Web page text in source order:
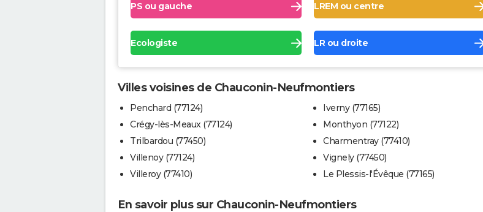
PS ou gauche LREM ou centre
Ecologiste LR ou droite
Villes voisines de Chauconin-Neufmontiers
Penchard (77124)
Crégy-lès-Meaux (77124)
Trilbardou (77450)
Villenoy (77124)
Villeroy (77410)
Iverny (77165)
Monthyon (77122)
Charmentray (77410)
Vignely (77450)
Le Plessis-l'Évêque (77165)
En savoir plus sur Chauconin-Neufmontiers